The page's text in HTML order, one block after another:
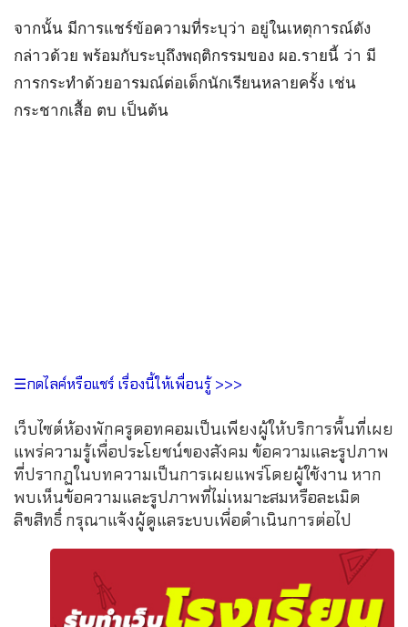
จากนั้น มีการแชร์ข้อความที่ระบุว่า อยู่ในเหตุการณ์ดัง
กล่าวด้วย พร้อมกับระบุถึงพฤติกรรมของ ผอ.รายนี้ ว่า มี
การกระทำด้วยอารมณ์ต่อเด็กนักเรียนหลายครั้ง เช่น
กระชากเสื้อ ตบ เป็นต้น
☰กดไลค์หรือแชร์ เรื่องนี้ให้เพื่อนรู้ >>>
เว็บไซต์ห้องพักครูดอทคอมเป็นเพียงผู้ให้บริการพื้นที่เผย
แพร่ความรู้เพื่อประโยชน์ของสังคม ข้อความและรูปภาพ
ที่ปรากฏในบทความเป็นการเผยแพร่โดยผู้ใช้งาน หาก
พบเห็นข้อความและรูปภาพที่ไม่เหมาะสมหรือละเมิด
ลิขสิทธิ์ กรุณาแจ้งผู้ดูแลระบบเพื่อดำเนินการต่อไป